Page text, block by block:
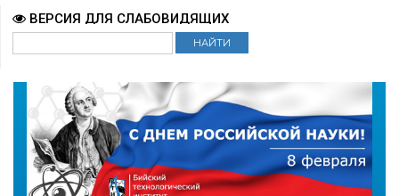
ВЕРСИЯ ДЛЯ СЛАБОВИДЯЩИХ